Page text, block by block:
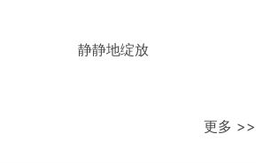
静静地绽放
更多 >>